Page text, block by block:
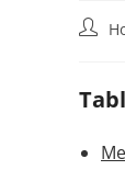
Post